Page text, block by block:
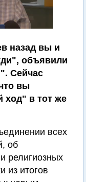
назад вы и
объявили
Сейчас
вы
ход" в тот же
всех
об
религиозных
из итогов